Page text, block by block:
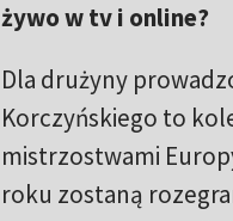
żywo w tv i online?
Dla drużyny
Korczyńskiego to
mistrzostwami
roku zostaną